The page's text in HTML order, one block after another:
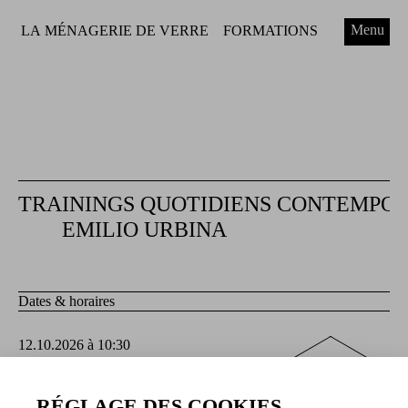
LA MÉNAGERIE DE VERRE FORMATIONS Menu
TRAININGS QUOTIDIENS
EMILIO URBINA
Dates & horaires
12.10.2026 à 10:30
15.10.2026 à 10:30